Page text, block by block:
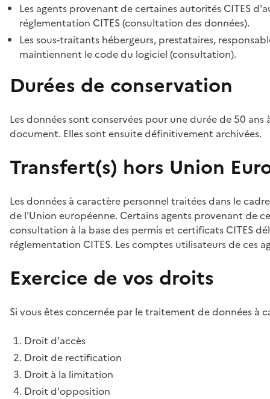
Les agents provenant de certaines autorités CITES
réglementation CITES (consultation des données).
Les sous-traitants hébergeurs, prestataires,
maintiennent le code du logiciel (consultation).
Durées de conservation
Les données sont conservées pour une durée de 50
document. Elles sont ensuite définitivement archivées.
Transfert(s) hors Union
Les données à caractère personnel traitées dans le
de l'Union européenne. Certains agents provenant de
consultation à la base des permis et certificats CITES
réglementation CITES. Les comptes utilisateurs de ces
Exercice de vos droits
Si vous êtes concernée par le traitement de données à
Droit d'accès
Droit de rectification
Droit à la limitation
Droit d'opposition